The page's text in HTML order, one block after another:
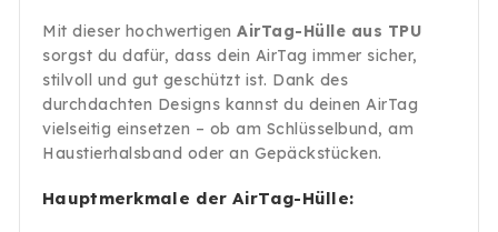
Mit dieser hochwertigen AirTag-Hülle aus TPU
sorgst du dafür, dass dein AirTag immer sicher,
stilvoll und gut geschützt ist. Dank des
durchdachten Designs kannst du deinen AirTag
vielseitig einsetzen – ob am Schlüsselbund, am
Haustierhalsband oder an Gepäckstücken.
Hauptmerkmale der AirTag-Hülle: